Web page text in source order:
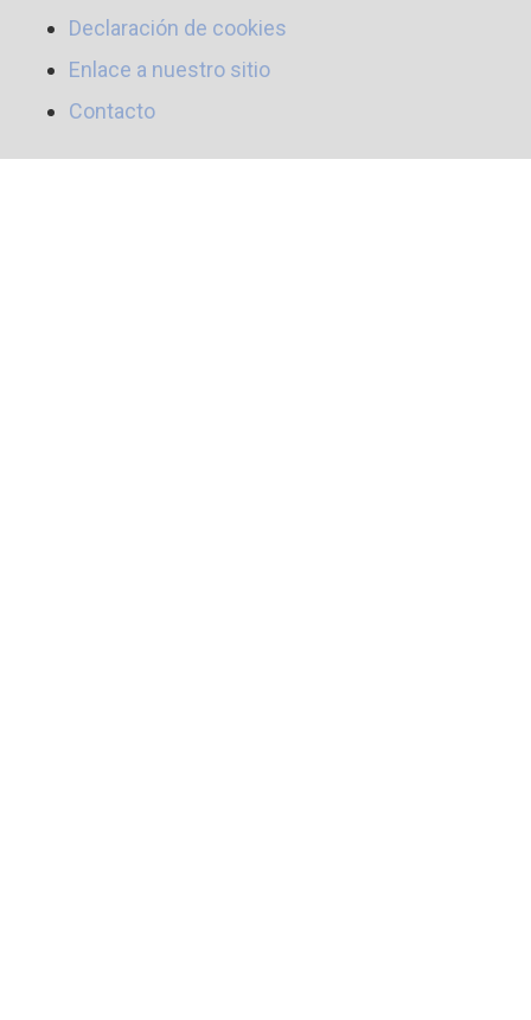
Declaración de cookies
Enlace a nuestro sitio
Contacto